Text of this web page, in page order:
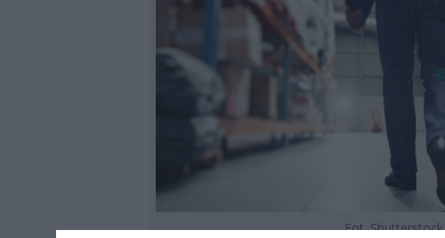
Fot. Shutterstock